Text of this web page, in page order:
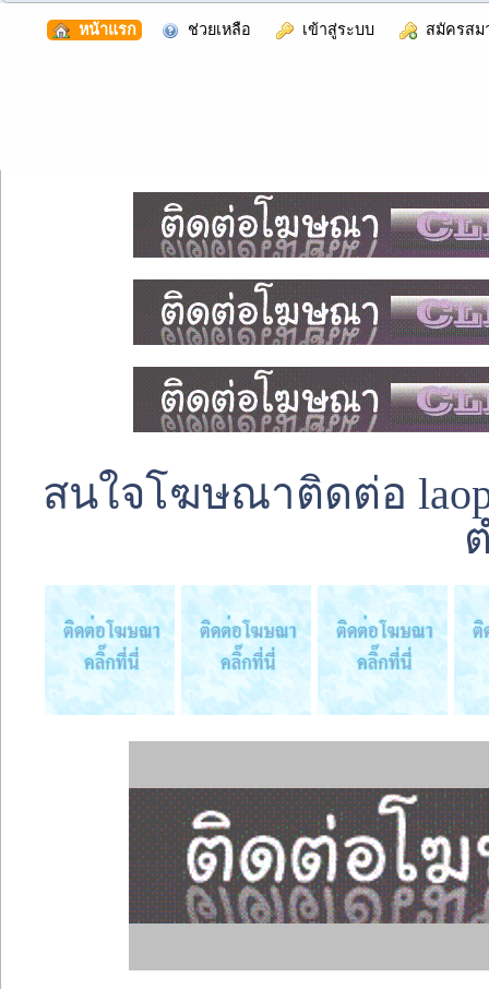
หน้าแรก ช่วยเหลือ เข้าสู่ระบบ สมัครสม
สนใจโฆษณาติดต่อ